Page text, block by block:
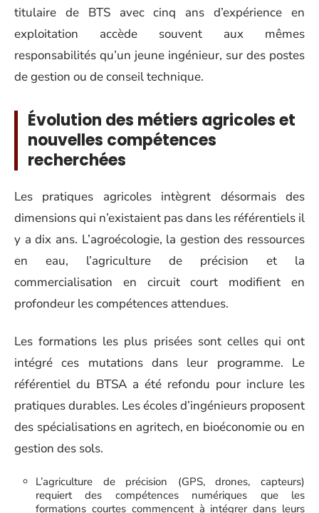
titulaire de BTS avec cinq ans d’expérience en
exploitation accède souvent aux mêmes
responsabilités qu’un jeune ingénieur, sur des postes
de gestion ou de conseil technique.
Évolution des métiers agricoles et
nouvelles compétences
recherchées
Les pratiques agricoles intègrent désormais des
dimensions qui n’existaient pas dans les référentiels il
y a dix ans. L’agroécologie, la gestion des ressources
en eau, l’agriculture de précision et la
commercialisation en circuit court modifient en
profondeur les compétences attendues.
Les formations les plus prisées sont celles qui ont
intégré ces mutations dans leur programme. Le
référentiel du BTSA a été refondu pour inclure les
pratiques durables. Les écoles d’ingénieurs proposent
des spécialisations en agritech, en bioéconomie ou en
gestion des sols.
L’agriculture de précision (GPS, drones, capteurs)
requiert des compétences numériques que les
formations courtes commencent à intégrer dans leurs